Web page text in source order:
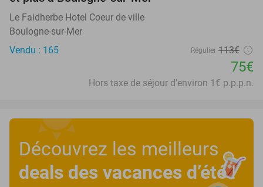
Le Faidherbe Hotel Coeur de ville
Boulogne-sur-Mer
Vendu : 165
Régulier 113€
75€
Hors taxe de séjour d'environ 1€ p.p.p.n.
Découvrez les meilleurs
deals des vacances d’été!